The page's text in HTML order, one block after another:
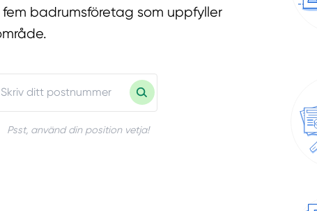
badrumsföretag som uppfyller
Psst, använd din position vetja!